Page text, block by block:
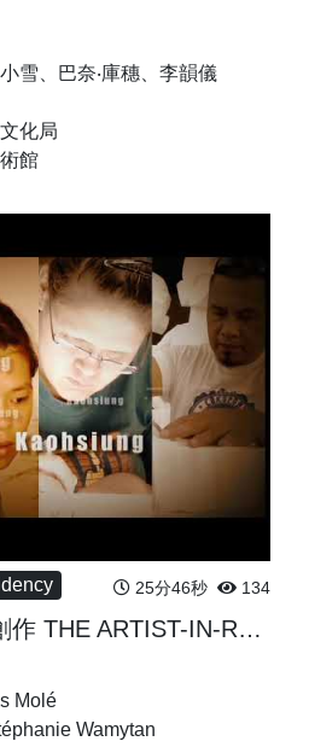
雪、巴奈‧庫穗、李韻儀
化局
館
25分46秒 134
2013 藝術家駐館創作 THE ARTIST-IN-RESIDENCE PROGRAM
Molé
Wamytan